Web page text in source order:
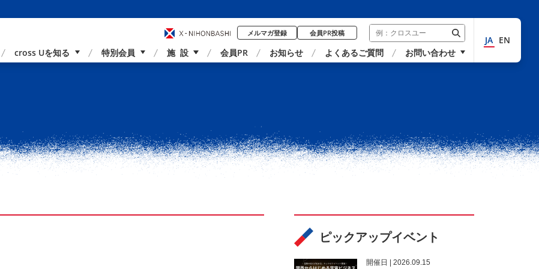
メルマガ登録 会員PR投稿
cross Uを知る
特別会員 施 設 会員PR お知らせ よくあるご質問 お問い合わせ
JA EN
ピックアップイベント
開催⽇ | 2026.09.15